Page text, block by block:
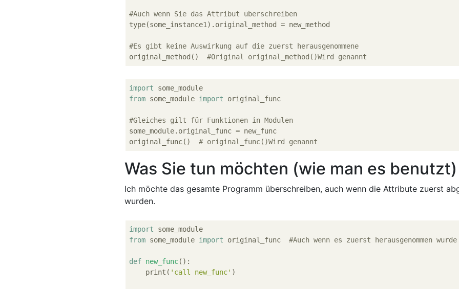
#Auch wenn Sie das Attribut überschreiben
type(some_instance1).original_method = new_method
#Es gibt keine Auswirkung auf die zuerst herausgenommene
original_method() #Original original_method()Wird genannt
import
from some_module import original_func
#Gleiches gilt für Funktionen in Modulen
some_module.original_func = new_func
original_func() # original_func()Wird genannt
Was Sie tun möchten (wie man es benutzt)
Ich möchte das gesamte Programm überschreiben, auch wenn die Attribute zuerst
wurden.
import
from some_module import original_func #Auch wenn es zuerst herausgenommen wurde
def new_func():
    print(
'call new_func' )